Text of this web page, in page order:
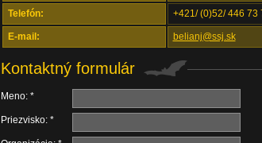
Telefón: +421/ (0)52/ 446 73
E-mail: belianj@ssj.sk
Kontaktný formulár
Meno: *
Priezvisko: *